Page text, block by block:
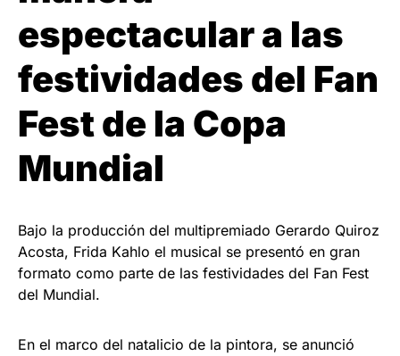
espectacular a las
festividades del Fan
Fest de la Copa
Mundial
Bajo la producción del multipremiado Gerardo Quiroz
Acosta, Frida Kahlo el musical se presentó en gran
formato como parte de las festividades del Fan Fest
del Mundial.
En el marco del natalicio de la pintora, se anunció